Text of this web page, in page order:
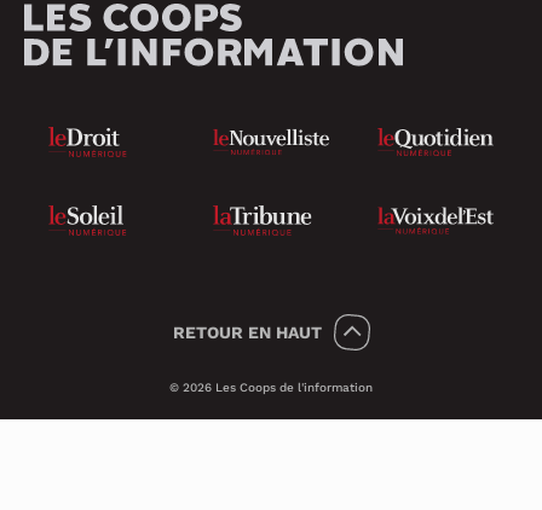
RETOUR EN HAUT
© 2026 Les Coops de l'information